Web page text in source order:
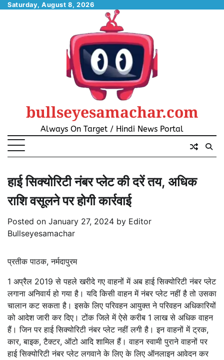
SkipSaturday, August 8, 2026
bullseyesamachar.com
Always On Target / Hindi News Portal
हाई सिक्योरिटी नंबर प्लेट की दरें तय, अधिक
राशि वसूलने पर होगी कार्रवाई
Posted on January 27, 2024 by Editor
Bullseyesamachar
प्रतीक पाठक, नर्मदापुरम
1 अप्रैल 2019 से पहले खरीदे गए वाहनों में अब हाई सिक्योरिटी नंबर प्लेट
लगाना अनिवार्य हो गया है। यदि किसी वाहन में नंबर प्लेट नहीं है तो उसका
चालान कट सकता है। इसके लिए परिवहन आयुक्त ने परिवहन अधिकारियों
को आदेश जारी कर दिए। टोंक जिले में ऐसे करीब 1 लाख से अधिक वाहन
हैं। जिन पर हाई सिक्योरिटी नंबर प्लेट नहीं लगी है। इन वाहनों में ट्रक,
कार, बाइक, टैक्टर, ऑटो आदि शामिल हैं। वाहन स्वामी पुराने वाहनों पर
हाई सिक्योरिटी नंबर प्लेट लगवाने के लिए के लिए ऑनलाइन आवेदन कर